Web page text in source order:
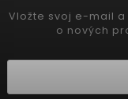
Vložte svoj e-mail
o nových